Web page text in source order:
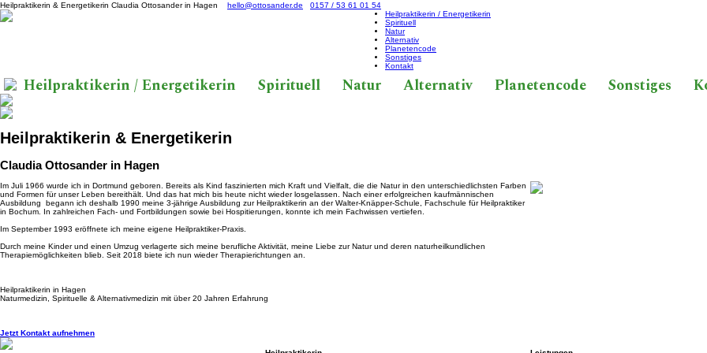
Heilpraktikerin & Energetikerin Claudia Ottosander in Hagen hello@ottosander.de
0157 / 53 61 01 54
Heilpraktikerin / Energetikerin
Spirituell
Natur
Alternativ
Planetencode
Sonstiges
Kontakt
Heilpraktikerin / Energetikerin Spirituell Natur Alternativ Planetencode Sonstiges
Heilpraktikerin & Energetikerin
Claudia Ottosander in Hagen
Im Juli 1966 wurde ich in Dortmund geboren. Bereits als Kind faszinierten mich Kraft und Vielfalt, die die Natur in den unterschiedlichsten Farben
und Formen für unser Leben bereithält. Und das hat mich bis heute nicht wieder losgelassen. Nach einer erfolgreichen kaufmännischen
Ausbildung begann ich deshalb 1990 meine 3-jährige Ausbildung zur Heilpraktikerin an der Walter-Knäpper-Schule, Fachschule für Heilpraktiker
in Bochum. In zahlreichen Fach- und Fortbildungen sowie bei Hospitierungen, konnte ich mein Fachwissen vertiefen.
Im September 1993 eröffnete ich meine eigene Heilpraktiker-Praxis.
Durch meine Kinder und einen Umzug verlagerte sich meine berufliche Aktivität, meine Liebe zur Natur und deren naturheilkundlichen
Therapiemöglichkeiten blieb. Seit 2018 biete ich nun wieder Therapierichtungen an.
Heilpraktikerin in Hagen
Naturmedizin, Spirituelle & Alternativmedizin mit über 20 Jahren Erfahrung
Jetzt Kontakt aufnehmen